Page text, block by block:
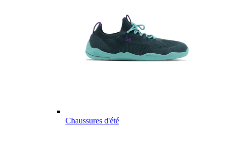
Chaussures d'été